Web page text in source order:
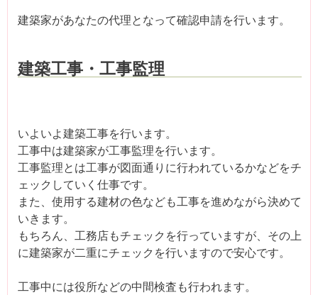
建築家があなたの代理となって確認申請を行います。
建築工事・工事監理
いよいよ建築工事を行います。
工事中は建築家が工事監理を行います。
工事監理とは工事が図面通りに行われているかなどをチ
ェックしていく仕事です。
また、使用する建材の色なども工事を進めながら決めて
いきます。
もちろん、工務店もチェックを行っていますが、その上
に建築家が二重にチェックを行いますので安心です。
工事中には役所などの中間検査も行われます。